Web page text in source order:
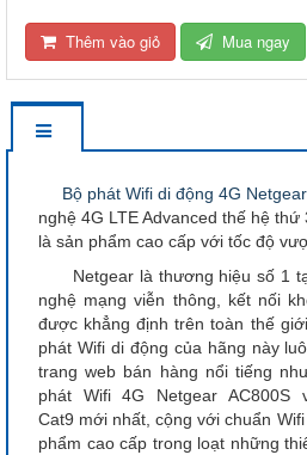
Thêm vào giỏ Mua ngay
Bộ phát Wifi di động 4G
nghệ 4G LTE Advanced thế hệ thứ
là sản phẩm cao cấp với tốc độ
Netgear là thương hiệu số 1
nghệ mạng viễn thông, kết nối
được khẳng định trên toàn thế
phát Wifi di động của hãng này
trang web bán hàng nổi tiếng
phát Wifi 4G Netgear AC800S
Cat9 mới nhất, cộng với chuẩn
phẩm cao cấp trong loạt những